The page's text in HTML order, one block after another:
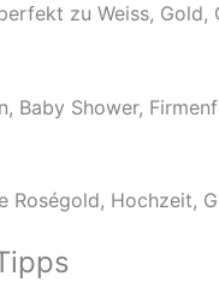
zu Weiss, Gold,
Baby Shower,
Roségold, Hochzeit,